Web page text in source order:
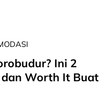
Ini 2
Worth It Buat